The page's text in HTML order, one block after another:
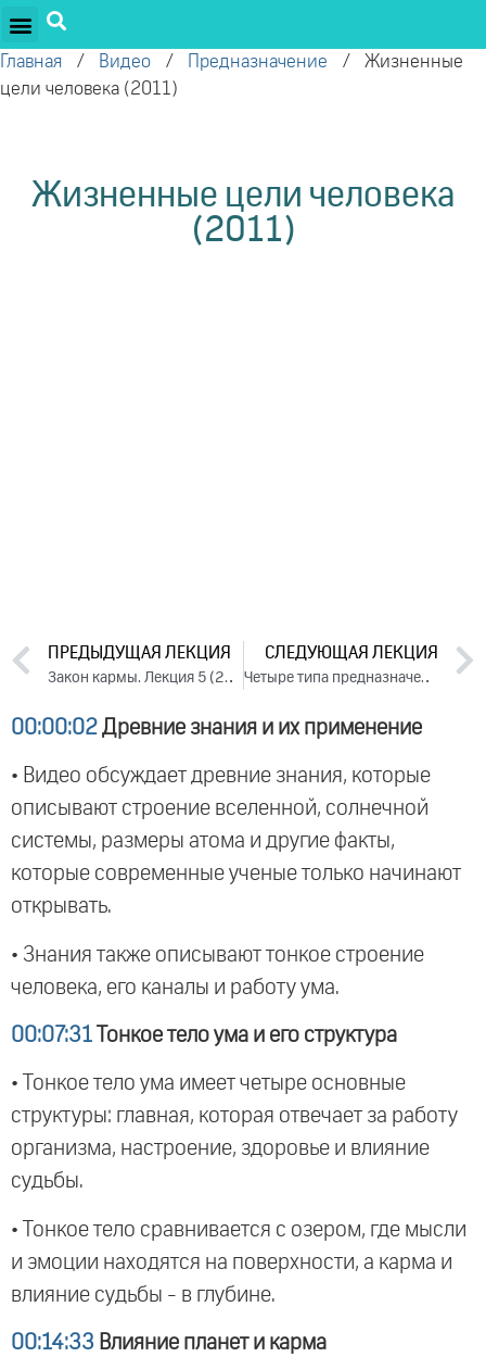
Главная / Видео / Предназначение / Жизненные
цели человека (2011)
Жизненные цели человека
(2011)
ПРЕДЫДУЩАЯ ЛЕКЦИЯ
Закон кармы. Лекция 5 (2011)
СЛЕДУЮЩАЯ ЛЕКЦИЯ
Четыре типа предназначения (2011)
00:00:02 Древние знания и их применение
• Видео обсуждает древние знания, которые
описывают строение вселенной, солнечной
системы, размеры атома и другие факты,
которые современные ученые только начинают
открывать.
• Знания также описывают тонкое строение
человека, его каналы и работу ума.
00:07:31 Тонкое тело ума и его структура
• Тонкое тело ума имеет четыре основные
структуры: главная, которая отвечает за работу
организма, настроение, здоровье и влияние
судьбы.
• Тонкое тело сравнивается с озером, где мысли
и эмоции находятся на поверхности, а карма и
влияние судьбы - в глубине.
00:14:33 Влияние планет и карма